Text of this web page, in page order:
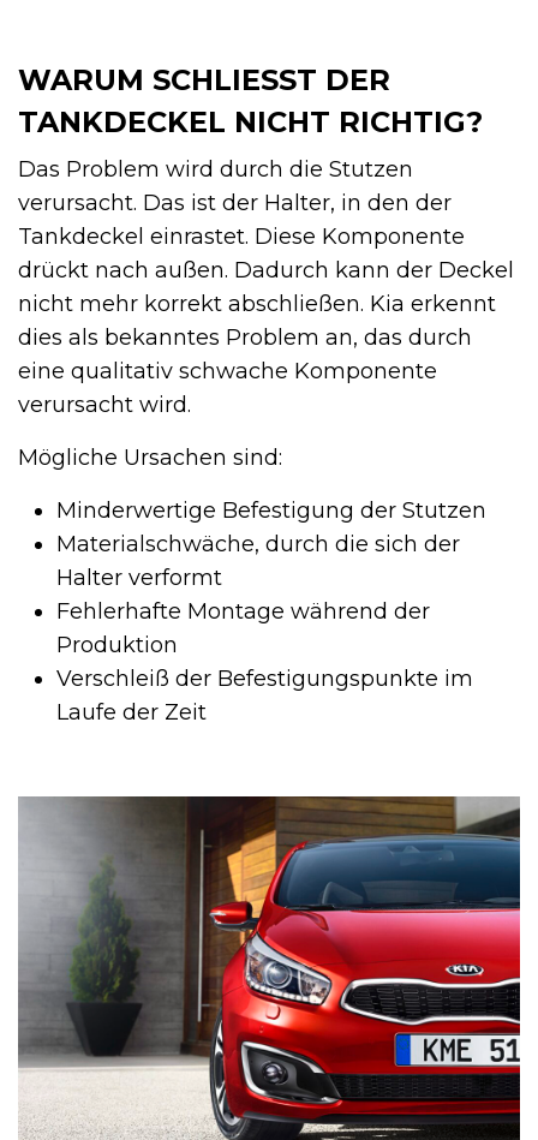
WARUM SCHLIESST DER T
ANKDECKEL NICHT RICHTIG?
Das Problem wird durch die Stutzen
verursacht. Das ist der Halter, in den der
Tankdeckel einrastet. Diese Komponente
drückt nach außen. Dadurch kann der Deckel
nicht mehr korrekt abschließen. Kia erkennt
dies als bekanntes Problem an, das durch
eine qualitativ schwache Komponente
verursacht wird.
Mögliche Ursachen sind:
Minderwertige Befestigung der Stutzen
Materialschwäche, durch die sich der
Halter verformt
Fehlerhafte Montage während der
Produktion
Verschleiß der Befestigungspunkte im
Laufe der Zeit